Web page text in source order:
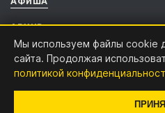
Мы используем файлы cookie
сайта. Продолжая
политикой
АРХИВ
АККРЕДИТАЦИЯ
КОНТАКТЫ
x4.digital